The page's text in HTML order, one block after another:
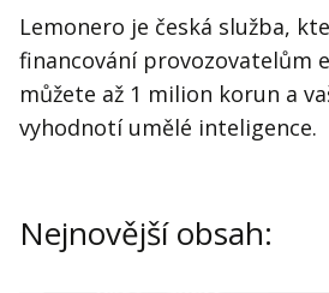
Akce
Inzerce
O mně
Kontakt
Lemonero je česká služba,
financování provozovatelům
můžete až 1 milion korun a
vyhodnotí umělé inteligence.
Nejnovější obsah: